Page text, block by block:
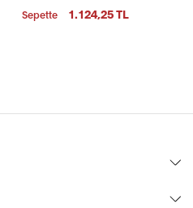
Sepette 1.124,25 TL